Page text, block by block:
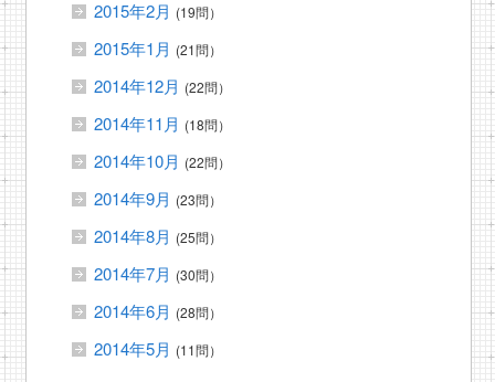
2015年2月 (19問）
2015年1月 (21問）
2014年12月 (22問）
2014年11月 (18問）
2014年10月 (22問）
2014年9月 (23問）
2014年8月 (25問）
2014年7月 (30問）
2014年6月 (28問）
2014年5月 (11問）